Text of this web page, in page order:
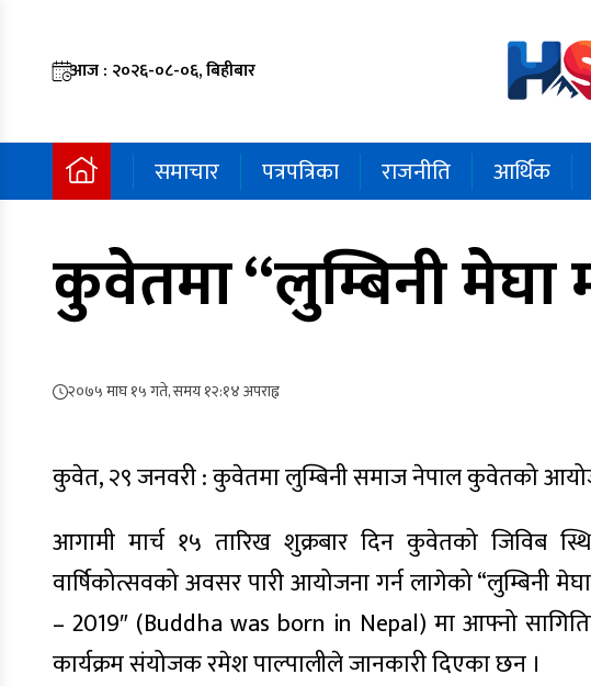
आज : २०२६-०८-०६, बिहीबार
समाचार पत्रपत्रिका राजनीति आर्थिक
कुवेतमा “लुम्बिनी
२०७५ माघ १५ गते, समय १२:१४ अपराह्न
कुवेत, २९ जनवरी : कुवेतमा लुम्बिनी समाज नेपाल कुवेतको
आगामी मार्च १५ तारिख शुक्रबार दिन कुवेतको जिविब
वार्षिकोत्सवको अवसर पारी आयोजना गर्न लागेको “लुम्बिनी
– 2019″ (Buddha was born in Nepal) मा आफ्नो
कार्यक्रम संयोजक रमेश पाल्पालीले जानकारी दिएका छन ।